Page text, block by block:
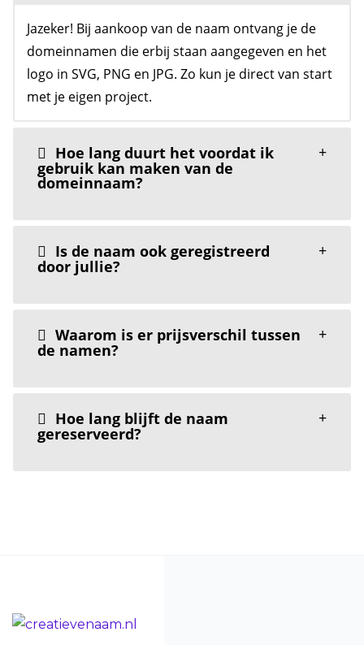
Jazeker! Bij aankoop van de naam ontvang je de
domeinnamen die erbij staan aangegeven en het
logo in SVG, PNG en JPG. Zo kun je direct van start
met je eigen project.
Hoe lang duurt het voordat ik
gebruik kan maken van de
domeinnaam?
Is de naam ook geregistreerd
door jullie?
Waarom is er prijsverschil tussen
de namen?
Hoe lang blijft de naam
gereserveerd?